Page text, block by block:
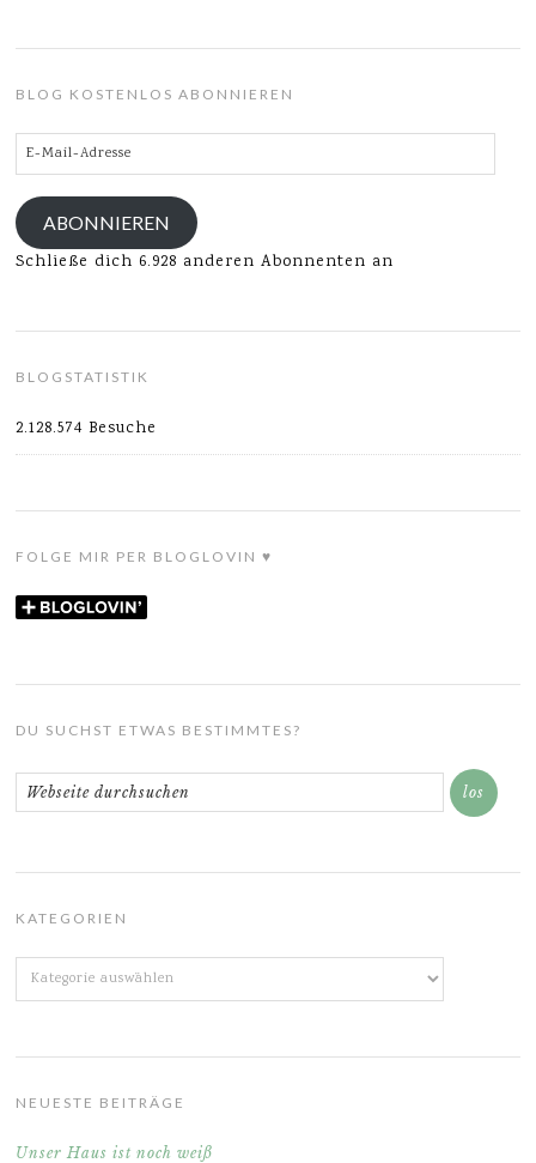
BLOG KOSTENLOS ABONNIEREN
E-
Mail-
Adresse
ABONNIEREN
Schließe dich 6.928 anderen Abonnenten an
BLOGSTATISTIK
2.128.574 Besuche
FOLGE MIR PER BLOGLOVIN ♥
DU SUCHST ETWAS BESTIMMTES?
KATEGORIEN
Kategorien
NEUESTE BEITRÄGE
Unser Haus ist noch weiß